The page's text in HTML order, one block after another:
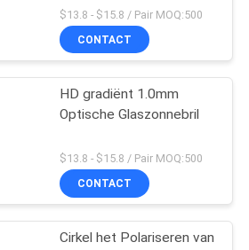
Glas
$13.8 - $15.8 / Pair MOQ:500
CONTACT
HD gradiënt 1.0mm
Optische Glaszonnebril
$13.8 - $15.8 / Pair MOQ:500
CONTACT
Cirkel het Polariseren van